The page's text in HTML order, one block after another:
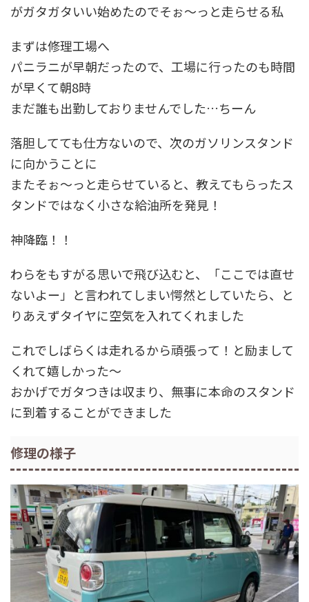
がガタガタいい始めたのでそぉ～っと走らせる私
まずは修理工場へ
パニラニが早朝だったので、工場に行ったのも時間
が早くて朝8時
まだ誰も出勤しておりませんでした…ちーん
落胆してても仕方ないので、次のガソリンスタンド
に向かうことに
またそぉ～っと走らせていると、教えてもらったス
タンドではなく小さな給油所を発見！
神降臨！！
わらをもすがる思いで飛び込むと、「ここでは直せ
ないよー」と言われてしまい愕然としていたら、と
りあえずタイヤに空気を入れてくれました
これでしばらくは走れるから頑張って！と励まして
くれて嬉しかった～
おかげでガタつきは収まり、無事に本命のスタンド
に到着することができました
修理の様子